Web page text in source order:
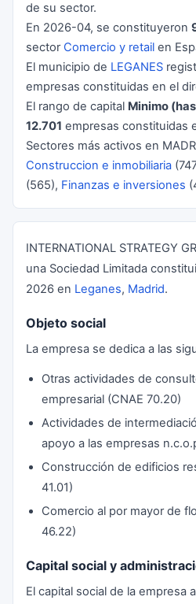
de su sector.
En 2026-04, se constituyeron
sector Comercio y retail en
El municipio de LEGANES
empresas constituidas en el
El rango de capital Minimo
12.701 empresas constituidas
Sectores más activos en
Construccion e inmobiliaria
(565), Finanzas e inversiones
INTERNATIONAL STRATEGY
una Sociedad Limitada
2026 en Leganes, Madrid.
Objeto social
La empresa se dedica a las
Otras actividades de
empresarial (CNAE 70.20)
Actividades de
apoyo a las empresas
Construcción de edificios
41.01)
Comercio al por mayor de
46.22)
Capital social y
El capital social de la empresa